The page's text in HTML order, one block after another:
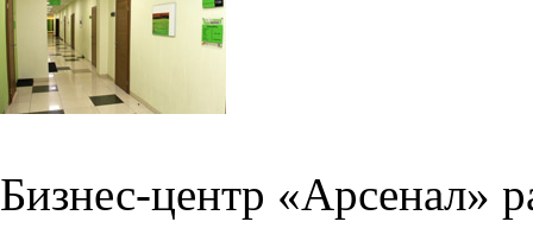
Бизнес-центр «Арсенал»